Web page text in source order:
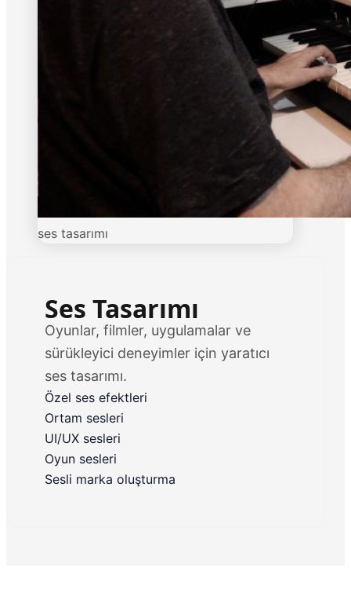
ses tasarımı
Ses Tasarımı
Oyunlar, filmler, uygulamalar ve
sürükleyici deneyimler için yaratıcı
ses tasarımı.
Özel ses efektleri
Ortam sesleri
UI/UX sesleri
Oyun sesleri
Sesli marka oluşturma